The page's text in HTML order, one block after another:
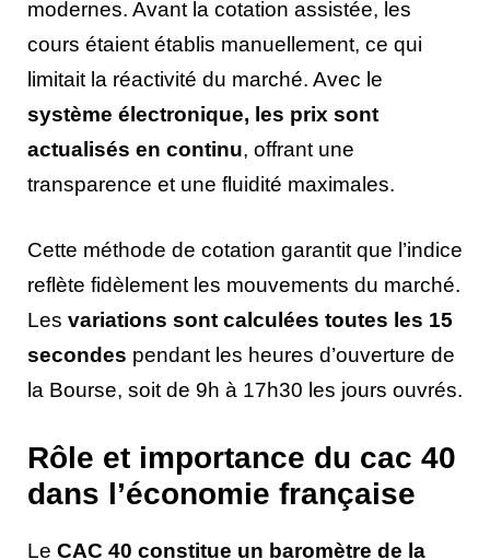
modernes. Avant la cotation assistée, les
cours étaient établis manuellement, ce qui
limitait la réactivité du marché. Avec le
système électronique, les prix sont
actualisés en continu, offrant une
transparence et une fluidité maximales.
Cette méthode de cotation garantit que l’indice
reflète fidèlement les mouvements du marché.
Les variations sont calculées toutes les 15
secondes pendant les heures d’ouverture de
la Bourse, soit de 9h à 17h30 les jours ouvrés.
Rôle et importance du cac 40
dans l’économie française
Le CAC 40 constitue un baromètre de la